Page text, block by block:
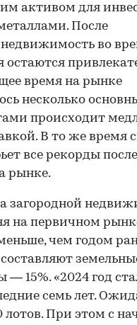
активом для
После
во
время на рынке
несколько
происходит
В то же время
все рекорды
рынке.
загородной
на первичном
чем годом
15%. «2024 год
семь лет.
При этом с